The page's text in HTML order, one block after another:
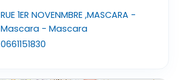
RUE 1ER NOVENMBRE ,MASCARA -
Mascara - Mascara
0661151830